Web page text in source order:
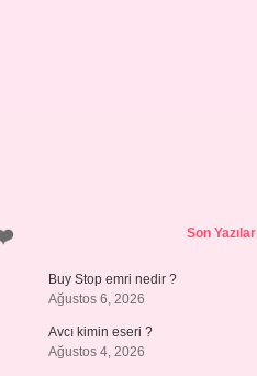
SidebarSon Yazılar
Buy Stop emri nedir ?
Ağustos 6, 2026
Avcı kimin eseri ?
Ağustos 4, 2026